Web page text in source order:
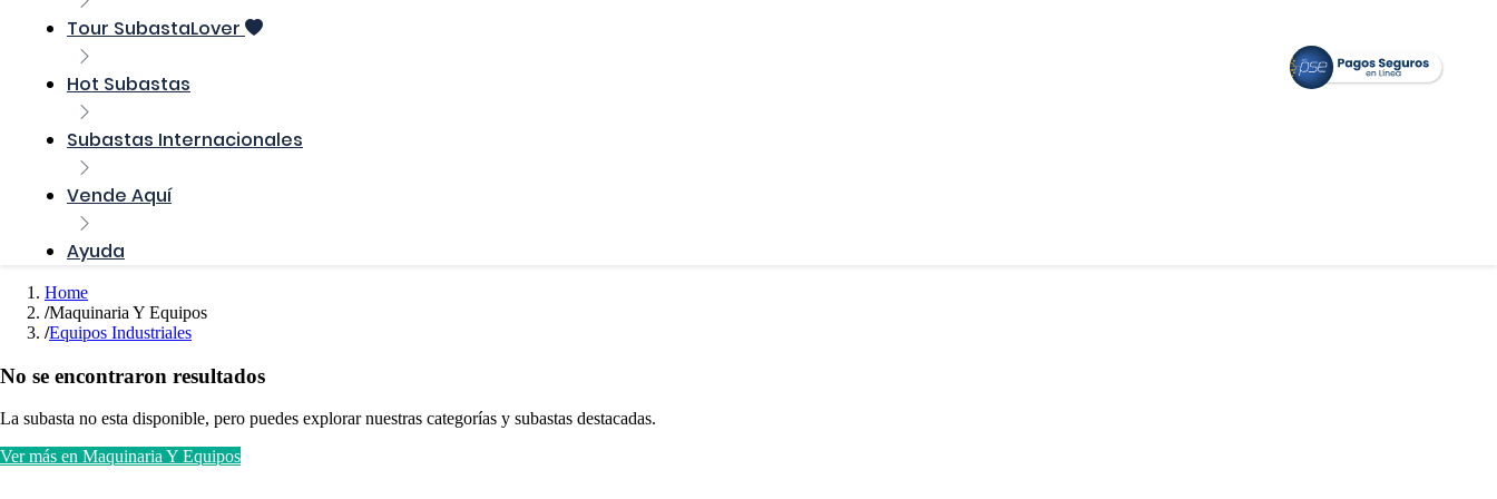
Tour SubastaLover
Hot Subastas
Subastas Internacionales
Vende Aquí
Ayuda
Home
Maquinaria Y Equipos
Equipos Industriales
No se encontraron resultados
La subasta no esta disponible, pero puedes explorar nuestras categorías y subastas destacadas.
Ver más en Maquinaria Y Equipos